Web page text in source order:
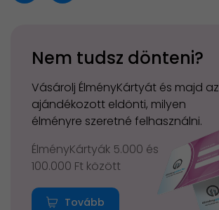
Nem tudsz dönteni?
Vásárolj ÉlményKártyát és majd az
ajándékozott eldönti, milyen
élményre szeretné felhasználni.
ÉlményKártyák 5.000 és
100.000 Ft között
Tovább